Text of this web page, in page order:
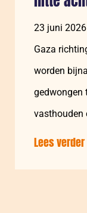
23 juni
Gaza
worden
gedwongen
vasthouden
Lees verder